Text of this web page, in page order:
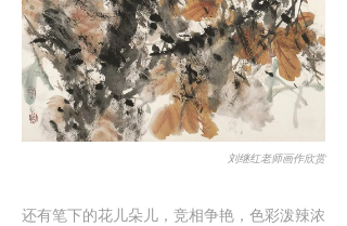
刘继红老师画作欣赏
还有笔下的花儿朵儿，竞相争艳，色彩泼辣浓